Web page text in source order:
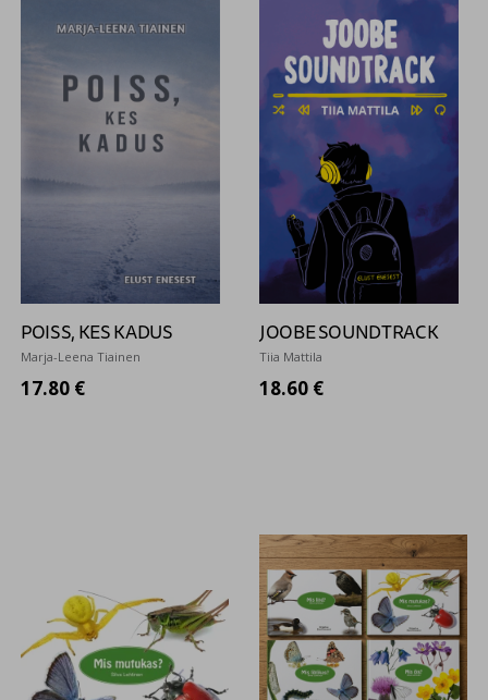
POISS, KES KADUS
Marja-Leena Tiainen
17.80 €
JOOBE SOUNDTRACK
Tiia Mattila
18.60 €